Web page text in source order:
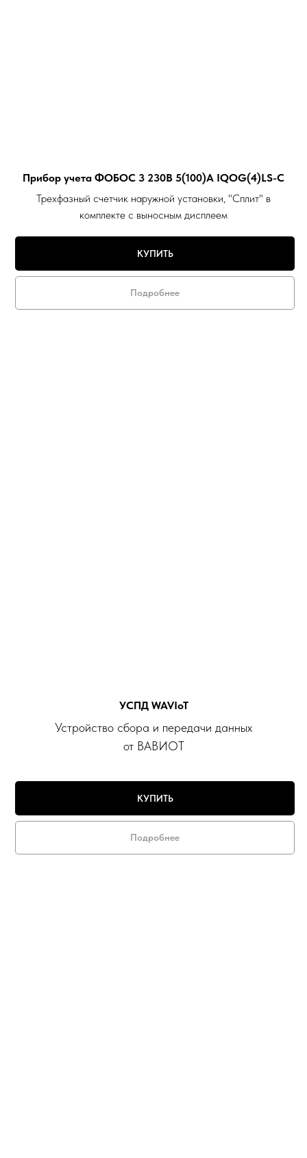
Прибор учета ФОБОС 3 230В 5(100)А IQOG(4)LS-C
Трехфазный счетчик наружной установки, "Сплит" в
комплекте с выносным дисплеем
КУПИТЬ
Подробнее
УСПД WAVIoT
Устройство сбора и передачи данных
от ВАВИОТ
КУПИТЬ
Подробнее